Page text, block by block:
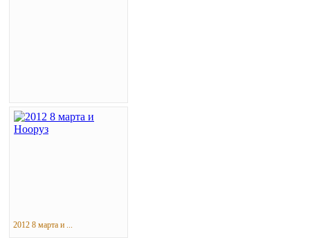
2012 8 марта и ...